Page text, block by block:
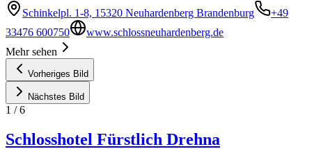
Schinkelpl. 1-8, 15320 Neuhardenberg Brandenburg
+49
33476 600750
www.schlossneuhardenberg.de
Mehr sehen
Vorheriges Bild
Nächstes Bild
1 /6
Schlosshotel Fürstlich Drehna